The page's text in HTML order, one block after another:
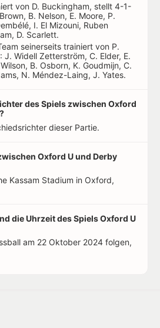
von D. Buckingham, stellt 4-1-
B. Nelson, E. Moore, P.
I. El Mizouni, Ruben
D. Scarlett.
seinerseits trainiert von P.
Widell Zetterström, C. Elder, E.
B. Osborn, K. Goudmijn, C.
N. Méndez-Laing, J. Yates.
des Spiels zwischen Oxford
dieser Partie.
Oxford U und Derby
Kassam Stadium in Oxford,
die Uhrzeit des Spiels Oxford U
am 22 Oktober 2024 folgen,